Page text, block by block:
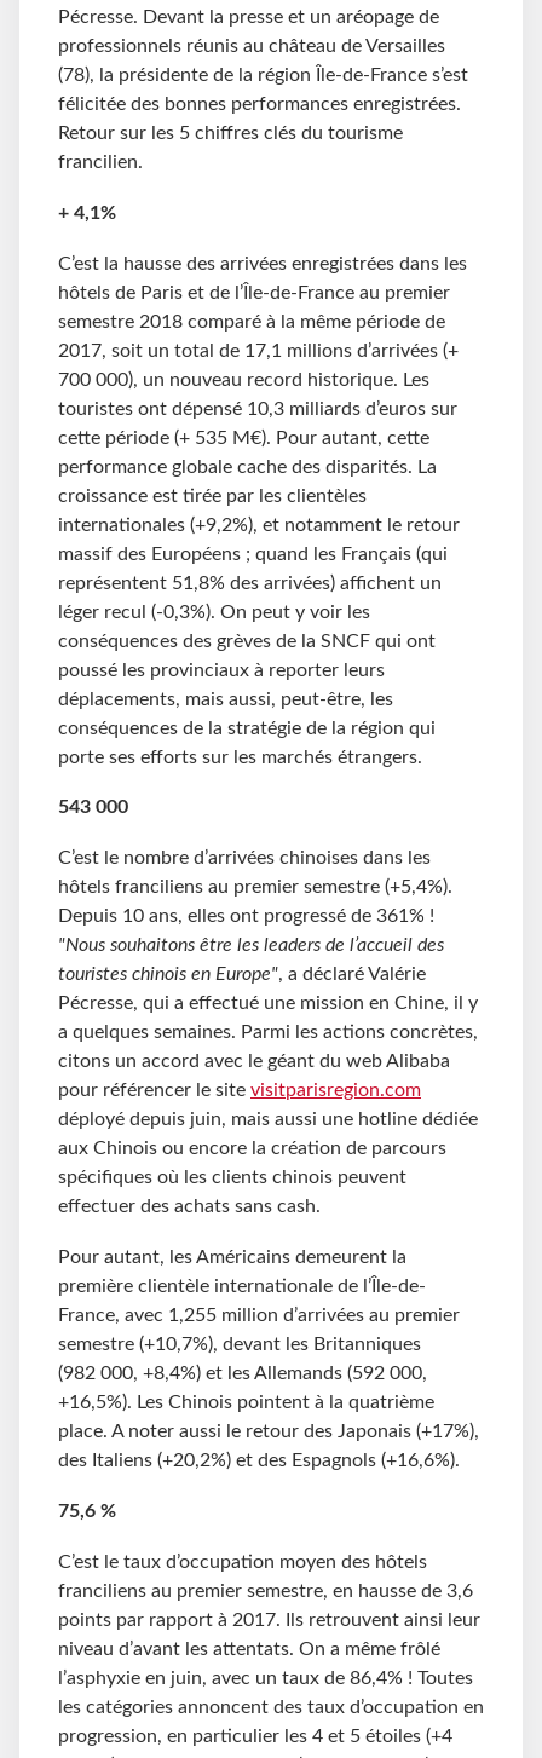
Pécresse. Devant la presse et un aréopage de
professionnels réunis au château de Versailles
(78), la présidente de la région Île-de-France s’est
félicitée des bonnes performances enregistrées.
Retour sur les 5 chiffres clés du tourisme
francilien.
+ 4,1%
C’est la hausse des arrivées enregistrées dans les
hôtels de Paris et de l’Île-de-France au premier
semestre 2018 comparé à la même période de
2017, soit un total de 17,1 millions d’arrivées (+
700 000), un nouveau record historique. Les
touristes ont dépensé 10,3 milliards d’euros sur
cette période (+ 535 M€). Pour autant, cette
performance globale cache des disparités. La
croissance est tirée par les clientèles
internationales (+9,2%), et notamment le retour
massif des Européens ; quand les Français (qui
représentent 51,8% des arrivées) affichent un
léger recul (-0,3%). On peut y voir les
conséquences des grèves de la SNCF qui ont
poussé les provinciaux à reporter leurs
déplacements, mais aussi, peut-être, les
conséquences de la stratégie de la région qui
porte ses efforts sur les marchés étrangers.
543 000
C’est le nombre d’arrivées chinoises dans les
hôtels franciliens au premier semestre (+5,4%).
Depuis 10 ans, elles ont progressé de 361% !
"Nous souhaitons être les leaders de l’accueil des
touristes chinois en Europe", a déclaré Valérie
Pécresse, qui a effectué une mission en Chine, il y
a quelques semaines. Parmi les actions concrètes,
citons un accord avec le géant du web Alibaba
pour référencer le site visitparisregion.com
déployé depuis juin, mais aussi une hotline dédiée
aux Chinois ou encore la création de parcours
spécifiques où les clients chinois peuvent
effectuer des achats sans cash.
Pour autant, les Américains demeurent la
première clientèle internationale de l’Île-de-
France, avec 1,255 million d’arrivées au premier
semestre (+10,7%), devant les Britanniques
(982 000, +8,4%) et les Allemands (592 000,
+16,5%). Les Chinois pointent à la quatrième
place. A noter aussi le retour des Japonais (+17%),
des Italiens (+20,2%) et des Espagnols (+16,6%).
75,6 %
C’est le taux d’occupation moyen des hôtels
franciliens au premier semestre, en hausse de 3,6
points par rapport à 2017. Ils retrouvent ainsi leur
niveau d’avant les attentats. On a même frôlé
l’asphyxie en juin, avec un taux de 86,4% ! Toutes
les catégories annoncent des taux d’occupation en
progression, en particulier les 4 et 5 étoiles (+4